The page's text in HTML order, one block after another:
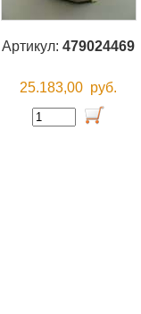
Артикул: 479024469
25.183,00 руб.